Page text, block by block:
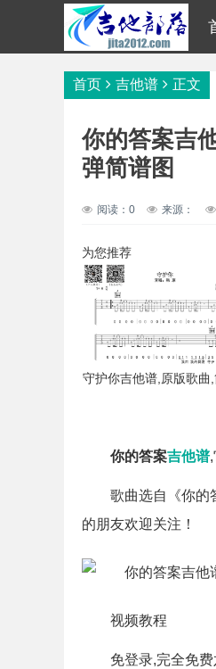
首页 吉他谱 正文
你的答案吉
弹简谱图
阅读：0 来源：
为您推荐
守护你吉他谱,原版歌曲
你的答案吉他谱,
歌曲选自《你的
的朋友欢迎关注！
视频教程
免登录,完全免